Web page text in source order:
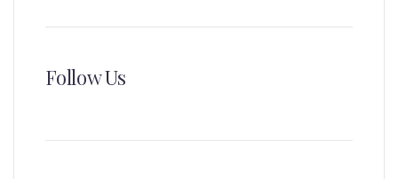
Follow Us